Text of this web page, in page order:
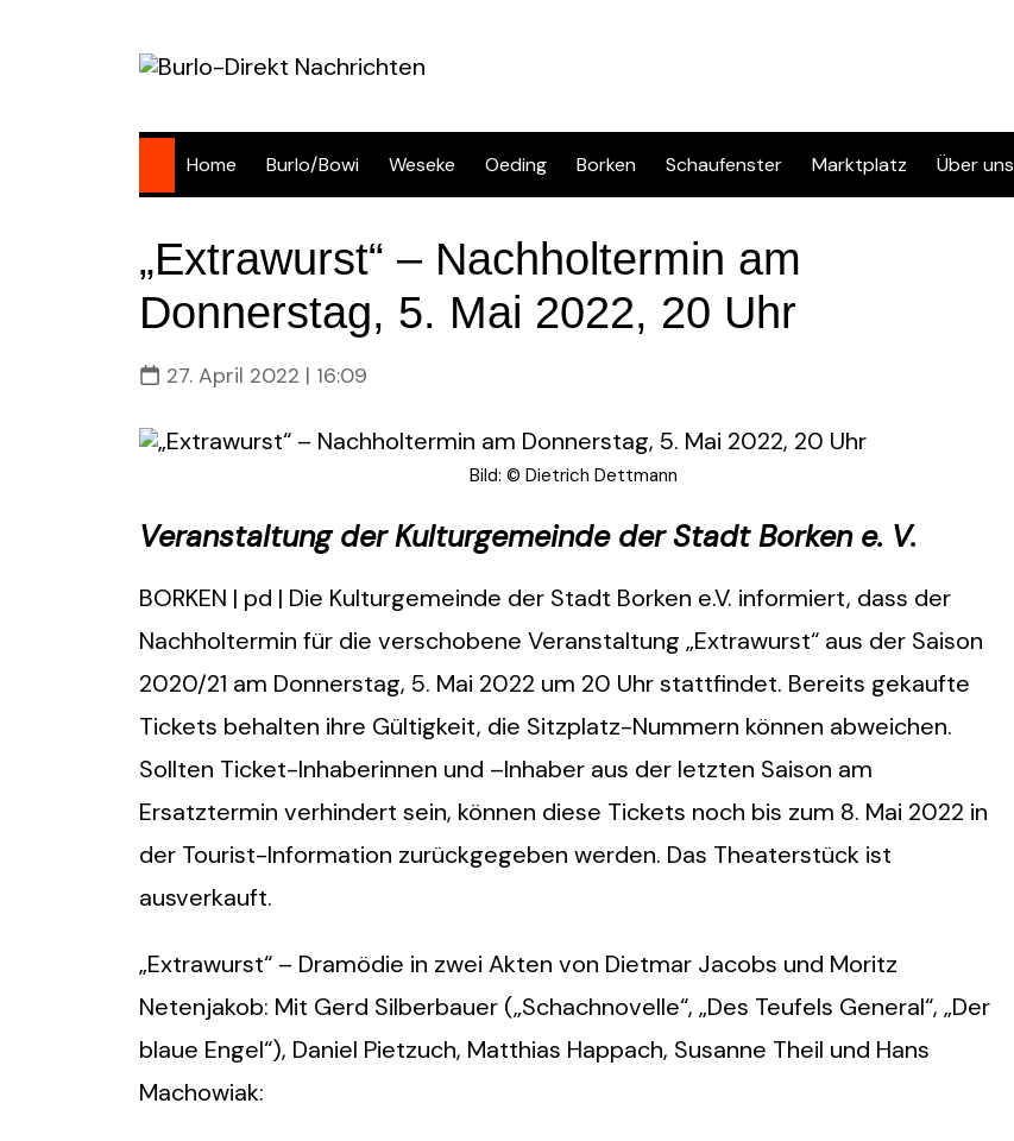
Home Burlo/Bowi Weseke Oeding Borken Schaufenster Marktplatz Über uns
„Extrawurst“ – Nachholtermin am
Donnerstag, 5. Mai 2022, 20 Uhr
27. April 2022 | 16:09
Bild: © Dietrich Dettmann
Veranstaltung der Kulturgemeinde der Stadt Borken e. V.
BORKEN | pd | Die Kulturgemeinde der Stadt Borken e.V. informiert, dass der
Nachholtermin für die verschobene Veranstaltung „Extrawurst“ aus der Saison
2020/21 am Donnerstag, 5. Mai 2022 um 20 Uhr stattfindet. Bereits gekaufte
Tickets behalten ihre Gültigkeit, die Sitzplatz-Nummern können abweichen.
Sollten Ticket-Inhaberinnen und –Inhaber aus der letzten Saison am
Ersatztermin verhindert sein, können diese Tickets noch bis zum 8. Mai 2022 in
der Tourist-Information zurückgegeben werden. Das Theaterstück ist
ausverkauft.
„Extrawurst“ – Dramödie in zwei Akten von Dietmar Jacobs und Moritz
Netenjakob: Mit Gerd Silberbauer („Schachnovelle“, „Des Teufels General“, „Der
blaue Engel“), Daniel Pietzuch, Matthias Happach, Susanne Theil und Hans
Machowiak: